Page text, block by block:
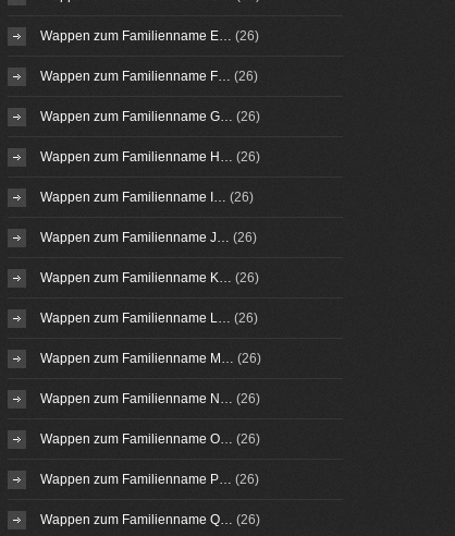
Wappen zum Familienname E… (26)
Wappen zum Familienname F… (26)
Wappen zum Familienname G… (26)
Wappen zum Familienname H… (26)
Wappen zum Familienname I… (26)
Wappen zum Familienname J… (26)
Wappen zum Familienname K… (26)
Wappen zum Familienname L… (26)
Wappen zum Familienname M… (26)
Wappen zum Familienname N… (26)
Wappen zum Familienname O… (26)
Wappen zum Familienname P… (26)
Wappen zum Familienname Q… (26)